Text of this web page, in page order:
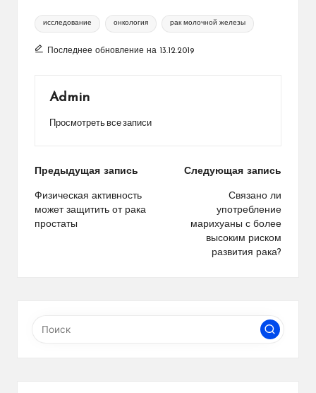
Метки:
исследование онкология рак молочной железы
Последнее обновление на 13.12.2019
Admin
Просмотреть все записи
Навигация
по
записям
Предыдущая запись
Физическая активность
может защитить от рака
простаты
Следующая запись
Связано ли
употребление
марихуаны с более
высоким риском
развития рака?